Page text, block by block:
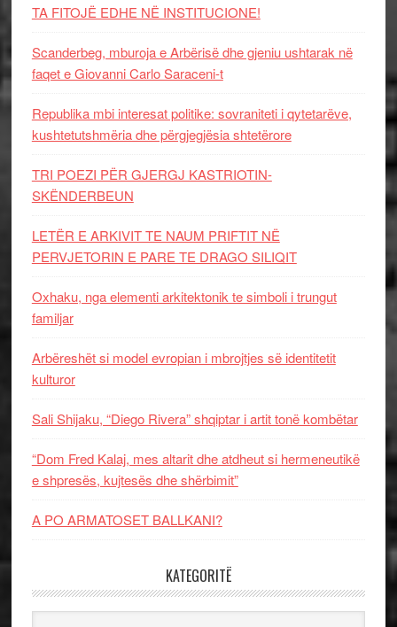
TA FITOJË EDHE NË INSTITUCIONE!
Scanderbeg, mburoja e Arbërisë dhe gjeniu ushtarak në
faqet e Giovanni Carlo Saraceni-t
Republika mbi interesat politike: sovraniteti i qytetarëve,
kushtetutshmëria dhe përgjegjësia shtetërore
TRI POEZI PËR GJERGJ KASTRIOTIN-
SKËNDERBEUN
LETËR E ARKIVIT TE NAUM PRIFTIT NË
PERVJETORIN E PARE TE DRAGO SILIQIT
Oxhaku, nga elementi arkitektonik te simboli i trungut
familjar
Arbëreshët si model evropian i mbrojtjes së identitetit
kulturor
Sali Shijaku, “Diego Rivera” shqiptar i artit tonë kombëtar
“Dom Fred Kalaj, mes altarit dhe atdheut si hermeneutikë
e shpresës, kujtesës dhe shërbimit”
A PO ARMATOSET BALLKANI?
KATEGORITË